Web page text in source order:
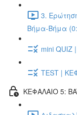
3.
Βήμα-Βήμα
mini QUIZ
TEST |
ΚΕΦΑΛΑΙΟ 5: